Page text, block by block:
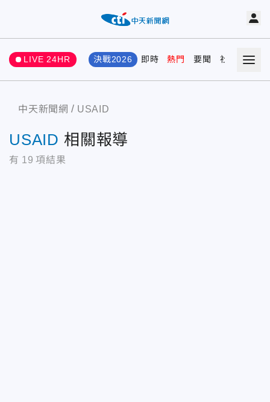
LIVE 24HR 決戰2026 即時 熱門 要聞 社會 娛樂
中天新聞網 USAID
USAID 相關報導
有 19 項結果